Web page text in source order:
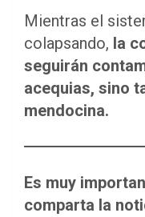
Mientras el
colapsando, la
seguirán
acequias, sino
mendocina.
Es muy
comparta la